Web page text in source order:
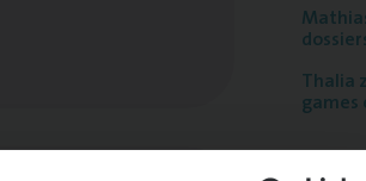
Thalia
games